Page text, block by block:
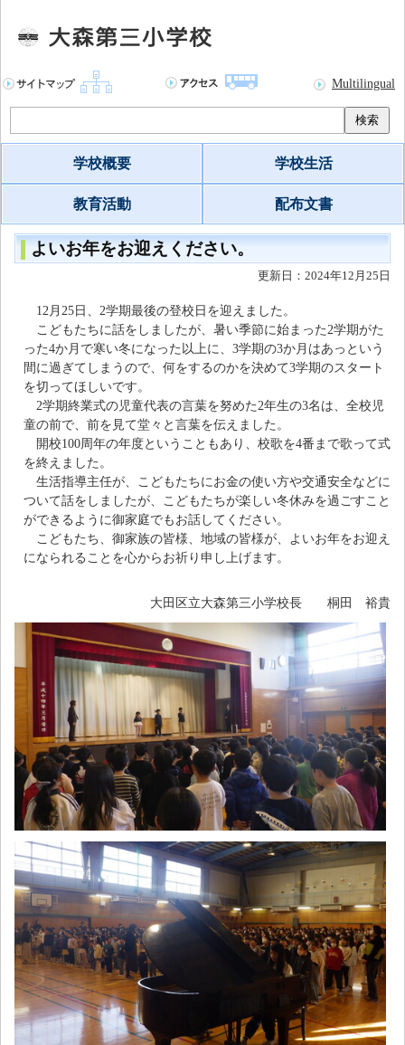
Multilingual
検索
学校概要 学校生活
教育活動 配布文書
よいお年をお迎えください。
更新日：2024年12月25日
12月25日、2学期最後の登校日を迎えました。
こどもたちに話をしましたが、暑い季節に始まった2学期がた
った4か月で寒い冬になった以上に、3学期の3か月はあっという
間に過ぎてしまうので、何をするのかを決めて3学期のスタート
を切ってほしいです。
2学期終業式の児童代表の言葉を努めた2年生の3名は、全校児
童の前で、前を見て堂々と言葉を伝えました。
開校100周年の年度ということもあり、校歌を4番まで歌って式
を終えました。
生活指導主任が、こどもたちにお金の使い方や交通安全などに
ついて話をしましたが、こどもたちが楽しい冬休みを過ごすこと
ができるように御家庭でもお話してください。
こどもたち、御家族の皆様、地域の皆様が、よいお年をお迎え
になられることを心からお祈り申し上げます。
大田区立大森第三小学校長 桐田 裕貴